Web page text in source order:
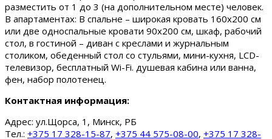
разместить от 1 до 3 (на дополнительном месте) человек.
В апартаментах: В спальне – широкая кровать 160х200 см
или две односпальные кровати 90х200 см, шкаф, рабочий
стол, в гостиной – диван с креслами и журнальным
столиком, обеденный стол со стульями, мини-кухня, LCD-
телевизор, бесплатный Wi-Fi. душевая кабина или ванна,
фен, набор полотенец.
Контактная информация:
Адрес: ул.Щорса, 1, Минск, РБ
Тел.: +375 17 328-15-87, +375 44 575-08-00, +375 17 328-